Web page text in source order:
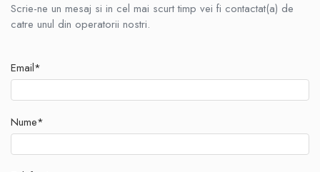
Scrie-ne un mesaj si in cel mai scurt timp vei fi contactat(a) de
catre unul din operatorii nostri.
Email*
Nume*